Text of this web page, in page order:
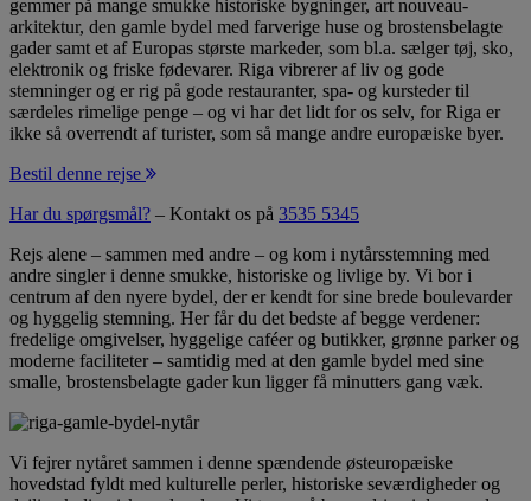
gemmer på mange smukke historiske bygninger, art nouveau-
arkitektur, den gamle bydel med farverige huse og brostensbelagte
gader samt et af Europas største markeder, som bl.a. sælger tøj, sko,
elektronik og friske fødevarer. Riga vibrerer af liv og gode
stemninger og er rig på gode restauranter, spa- og kursteder til
særdeles rimelige penge – og vi har det lidt for os selv, for Riga er
ikke så overrendt af turister, som så mange andre europæiske byer.
Bestil denne rejse
Har du spørgsmål? – Kontakt os på 3535 5345
Rejs alene – sammen med andre – og kom i nytårsstemning med
andre singler i denne smukke, historiske og livlige by. Vi bor i
centrum af den nyere bydel, der er kendt for sine brede boulevarder
og hyggelig stemning. Her får du det bedste af begge verdener:
fredelige omgivelser, hyggelige caféer og butikker, grønne parker og
moderne faciliteter – samtidig med at den gamle bydel med sine
smalle, brostensbelagte gader kun ligger få minutters gang væk.
Vi fejrer nytåret sammen i denne spændende østeuropæiske
hovedstad fyldt med kulturelle perler, historiske seværdigheder og